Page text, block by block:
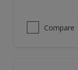
Compare